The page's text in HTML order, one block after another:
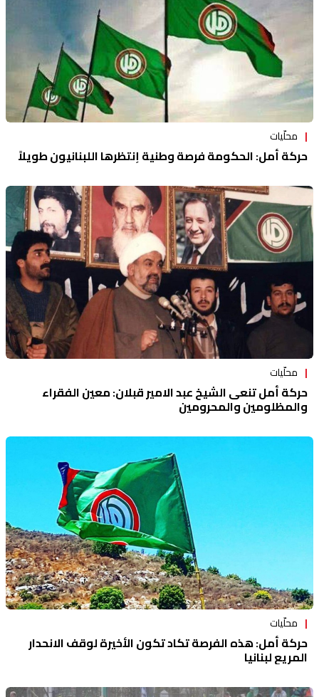
محلّيات
حركة أمل: الحكومة فرصة وطنية إنتظرها اللبنانيون طويلاً
محلّيات
حركة أمل تنعى الشيخ عبد الامير قبلان: معين الفقراء
والمظلومين والمحرومين
محلّيات
حركة أمل: هذه الفرصة تكاد تكون الأخيرة لوقف الانحدار
المريع لبنانيا